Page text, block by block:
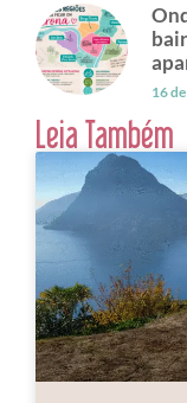
16
Leia Também